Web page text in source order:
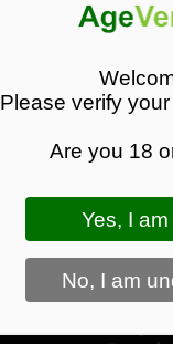
Inde
kersen,
bessen,
subtiele
lichte
mooie
Noir
met
Please verify
Are you 18